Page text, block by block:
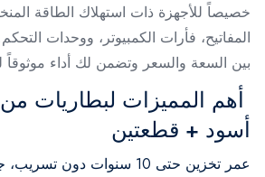
خصيصاً للأجهزة ذات استهلاك الطاقة
المفاتيح، فأرات الكمبيوتر، ووحدات
بين السعة والسعر وتضمن لك أداء موثوقاً
أسود + قطعتين
عمر تخزين حتى 10 سنوات دون